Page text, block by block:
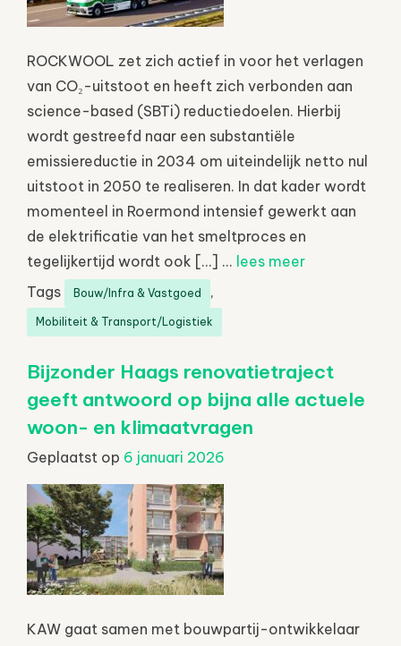
ROCKWOOL zet zich actief in voor het verlagen
van CO₂-uitstoot en heeft zich verbonden aan
science-based (SBTi) reductiedoelen. Hierbij
wordt gestreefd naar een substantiële
emissiereductie in 2034 om uiteindelijk netto nul
uitstoot in 2050 te realiseren. In dat kader wordt
momenteel in Roermond intensief gewerkt aan
de elektrificatie van het smeltproces en
tegelijkertijd wordt ook […] ... lees meer
Tags
Bouw/Infra & Vastgoed ,
Mobiliteit & Transport/Logistiek
Bijzonder Haags renovatietraject
geeft antwoord op bijna alle actuele
woon- en klimaatvragen
Geplaatst op 6 januari 2026
KAW gaat samen met bouwpartij-ontwikkelaar